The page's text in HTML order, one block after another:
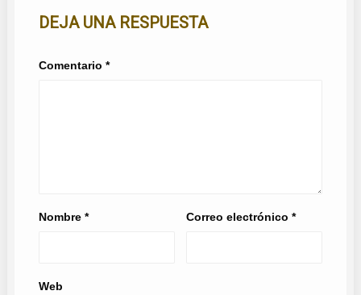
DEJA UNA RESPUESTA
Comentario *
Nombre * Correo electrónico*
Web